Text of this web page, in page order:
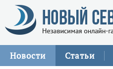
Новости Статьи